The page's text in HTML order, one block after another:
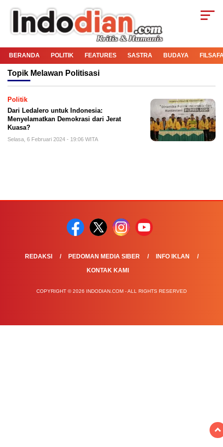
BERANDA POLITIK FEATURES SASTRA BUDAYA
Topik Melawan Politisasi
Politik
Dari Ledalero untuk Indonesia:
Menyelamatkan Demokrasi dari Jerat
Kuasa?
Selasa, 6 Februari 2024 - 19:06 WITA
REDAKSI PEDOMAN MEDIA SIBER
INFO IKLAN
KONTAK KAMI
COPYRIGHT © 2026 INDODIAN.COM - ALL RIGHTS RESERVED